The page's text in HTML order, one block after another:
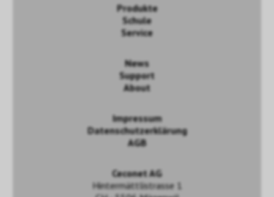
Produkte
Schule
Service
News
Support
About
Impressum
Datenschutzerklärung
AGB
Ceconet AG
Hintermättlistrasse 1